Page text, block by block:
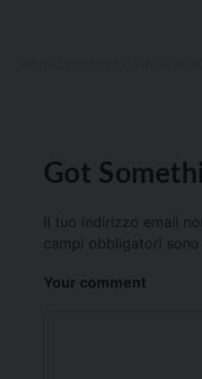
Got
Il tuo indirizzo email
campi obbligatori sono
Your comment